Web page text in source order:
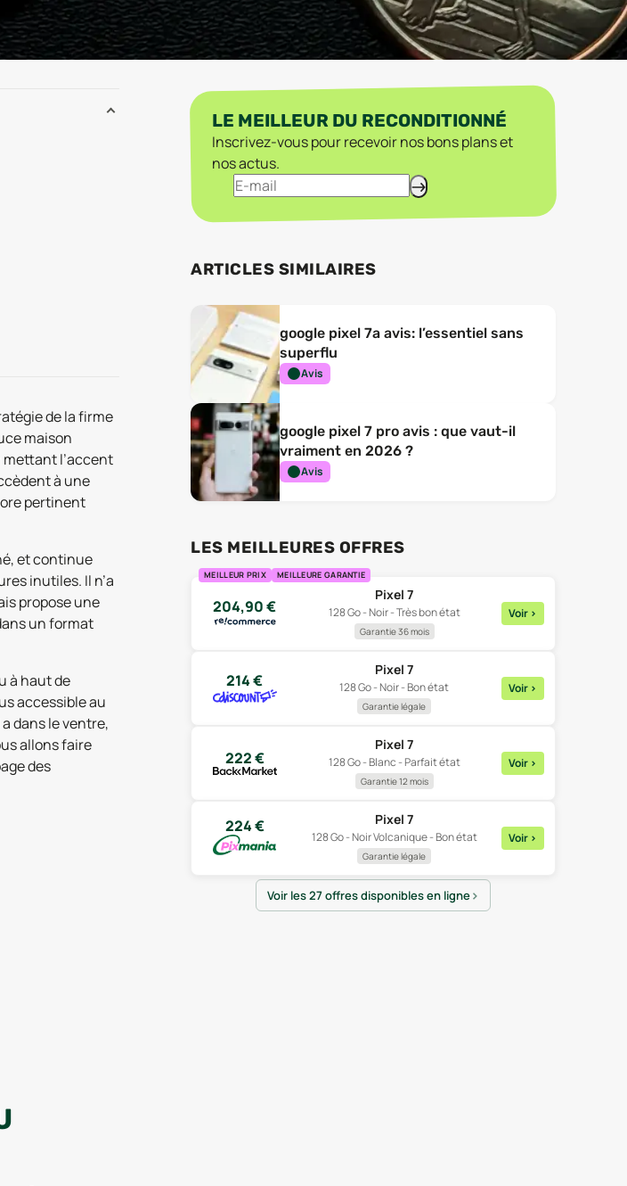
de la firme
maison
l’accent
à une
pertinent
et continue
inutiles. Il n’a
propose une
un format
à haut de
accessible au
dans le ventre,
allons faire
des
LE MEILLEUR DU RECONDITIONNÉ
Inscrivez-vous pour recevoir nos bons plans et
nos actus.
ARTICLES SIMILAIRES
google pixel 7a avis: l’essentiel sans
superflu
Avis
google pixel 7 pro avis : que vaut-il
vraiment en 2026 ?
Avis
LES MEILLEURES OFFRES
MEILLEUR PRIX MEILLEURE GARANTIE
204,90€
Pixel 7
128 Go - Noir - Très bon état
Garantie 36 mois
Voir >
214€
Pixel 7
128 Go - Noir - Bon état
Garantie légale
Voir >
222€
Pixel 7
128 Go - Blanc - Parfait état
Garantie 12 mois
Voir >
224€ Pixel 7
128 Go - Noir Volcanique - Bon état
Garantie légale
Voir >
Voir les 27 offres disponibles en ligne